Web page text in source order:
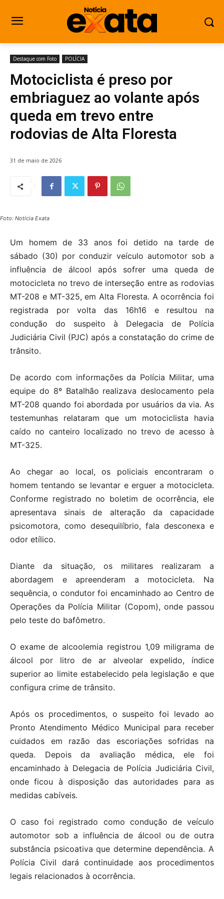
Destaque com Foto POLÍCIA
Motociclista é preso por
embriaguez ao volante após
queda em trevo entre
rodovias de Alta Floresta
31 de maio de 2026
Foto: Notícia Exata
Um homem de 33 anos foi detido na tarde de
sábado (30) por conduzir veículo automotor sob a
influência de álcool após sofrer uma queda de
motocicleta no trevo de interseção entre as rodovias
MT-208 e MT-325, em Alta Floresta. A ocorrência foi
registrada por volta das 16h16 e resultou na
condução do suspeito à Delegacia de Polícia
Judiciária Civil (PJC) após a constatação do crime de
trânsito.
De acordo com informações da Polícia Militar, uma
equipe do 8º Batalhão realizava deslocamento pela
MT-208 quando foi abordada por usuários da via. As
testemunhas relataram que um motociclista havia
caído no canteiro localizado no trevo de acesso à
MT-325.
Ao chegar ao local, os policiais encontraram o
homem tentando se levantar e erguer a motocicleta.
Conforme registrado no boletim de ocorrência, ele
apresentava sinais de alteração da capacidade
psicomotora, como desequilíbrio, fala desconexa e
odor etílico.
Diante da situação, os militares realizaram a
abordagem e apreenderam a motocicleta. Na
sequência, o condutor foi encaminhado ao Centro de
Operações da Polícia Militar (Copom), onde passou
pelo teste do bafômetro.
O exame de alcoolemia registrou 1,09 miligrama de
álcool por litro de ar alveolar expelido, índice
superior ao limite estabelecido pela legislação e que
configura crime de trânsito.
Após os procedimentos, o suspeito foi levado ao
Pronto Atendimento Médico Municipal para receber
cuidados em razão das escoriações sofridas na
queda. Depois da avaliação médica, ele foi
encaminhado à Delegacia de Polícia Judiciária Civil,
onde ficou à disposição das autoridades para as
medidas cabíveis.
O caso foi registrado como condução de veículo
automotor sob a influência de álcool ou de outra
substância psicoativa que determine dependência. A
Polícia Civil dará continuidade aos procedimentos
legais relacionados à ocorrência.